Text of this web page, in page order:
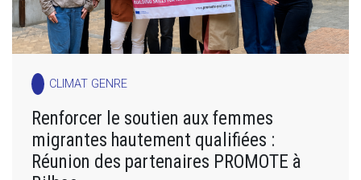
CLIMAT GENRE
Renforcer le soutien aux femmes
migrantes hautement qualifiées :
Réunion des partenaires PROMOTE à